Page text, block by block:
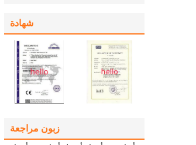
شهادة
زبون مراجعة